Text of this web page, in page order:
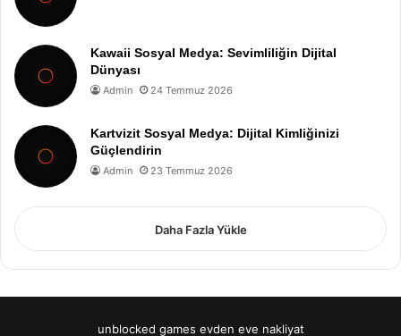
Kawaii Sosyal Medya: Sevimliliğin Dijital
Dünyası
Admin 24 Temmuz 2026
Kartvizit Sosyal Medya: Dijital Kimliğinizi
Güçlendirin
Admin 23 Temmuz 2026
Daha Fazla Yükle
unblocked games evden eve nakliyat